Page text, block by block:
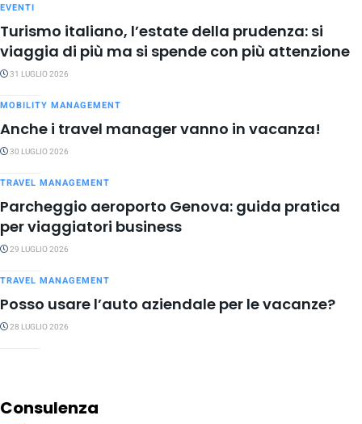
EVENTI
Turismo italiano, l’estate della prudenza: si
viaggia di più ma si spende con più attenzione
31 LUGLIO 2026
MOBILITY MANAGEMENT
Anche i travel manager vanno in vacanza!
30 LUGLIO 2026
TRAVEL MANAGEMENT
Parcheggio aeroporto Genova: guida pratica
per viaggiatori business
29 LUGLIO 2026
TRAVEL MANAGEMENT
Posso usare l’auto aziendale per le vacanze?
28 LUGLIO 2026
Consulenza